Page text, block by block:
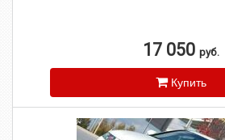
17 050 руб.
Купить